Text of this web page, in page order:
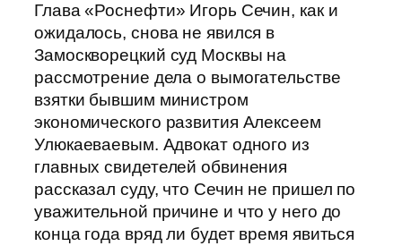
Глава «Роснефти» Игорь Сечин, как и
ожидалось, снова не явился в
Замоскворецкий суд Москвы на
рассмотрение дела о вымогательстве
взятки бывшим министром
экономического развития Алексеем
Улюкаеваевым. Адвокат одного из
главных свидетелей обвинения
рассказал суду, что Сечин не пришел по
уважительной причине и что у него до
конца года вряд ли будет время явиться